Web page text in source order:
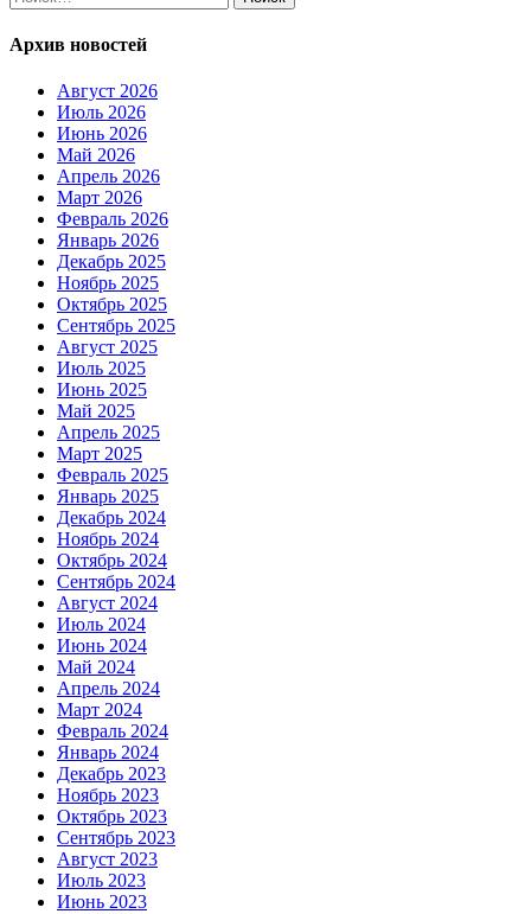
Архив новостей
Август 2026
Июль 2026
Июнь 2026
Май 2026
Апрель 2026
Март 2026
Февраль 2026
Январь 2026
Декабрь 2025
Ноябрь 2025
Октябрь 2025
Сентябрь 2025
Август 2025
Июль 2025
Июнь 2025
Май 2025
Апрель 2025
Март 2025
Февраль 2025
Январь 2025
Декабрь 2024
Ноябрь 2024
Октябрь 2024
Сентябрь 2024
Август 2024
Июль 2024
Июнь 2024
Май 2024
Апрель 2024
Март 2024
Февраль 2024
Январь 2024
Декабрь 2023
Ноябрь 2023
Октябрь 2023
Сентябрь 2023
Август 2023
Июль 2023
Июнь 2023